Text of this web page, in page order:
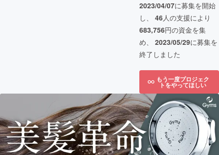
2023/04/07に募集を開始
し、 46人の支援により
683,756円の資金を集
め、 2023/05/29に募集を
終了しました
もう一度プロジェク
トをやってほしい